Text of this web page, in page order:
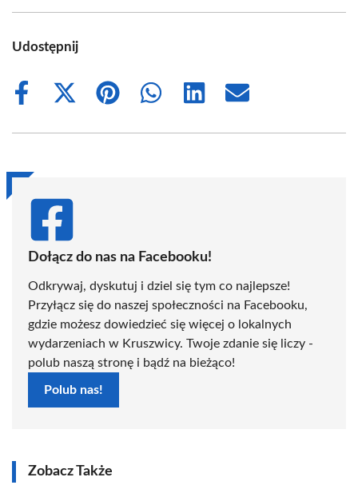
Udostępnij
Share
Share
(Twitter)
Share
Share
Share
Share
Dołącz do nas na Facebooku!
Odkrywaj, dyskutuj i dziel się tym co najlepsze!
Przyłącz się do naszej społeczności na Facebooku,
gdzie możesz dowiedzieć się więcej o lokalnych
wydarzeniach w Kruszwicy. Twoje zdanie się liczy -
polub naszą stronę i bądź na bieżąco!
Polub nas!
Zobacz Także